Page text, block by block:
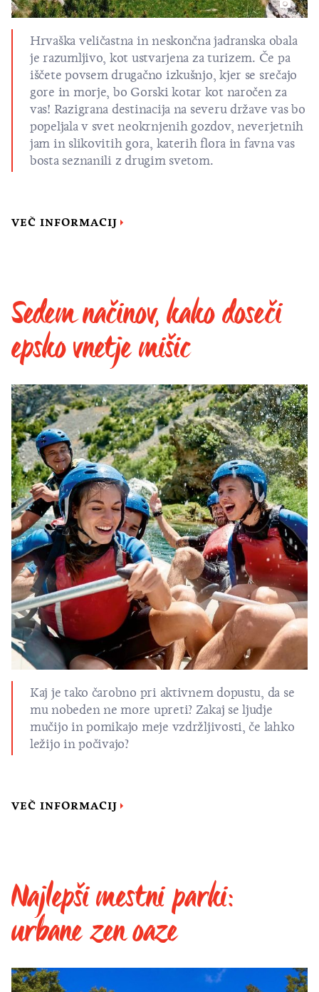
Hrvaška veličastna in neskončna jadranska obala
je razumljivo, kot ustvarjena za turizem. Če pa
iščete povsem drugačno izkušnjo, kjer se srečajo
gore in morje, bo Gorski kotar kot naročen za
vas! Razigrana destinacija na severu države vas bo
popeljala v svet neokrnjenih gozdov, neverjetnih
jam in slikovitih gora, katerih flora in favna vas
bosta seznanili z drugim svetom.
VEČ INFORMACIJ
Sedem načinov, kako doseči
epsko vnetje mišic
Kaj je tako čarobno pri aktivnem dopustu, da se
mu nobeden ne more upreti? Zakaj se ljudje
mučijo in pomikajo meje vzdržljivosti, če lahko
ležijo in počivajo?
VEČ INFORMACIJ
Najlepši mestni parki:
urbane zen oaze